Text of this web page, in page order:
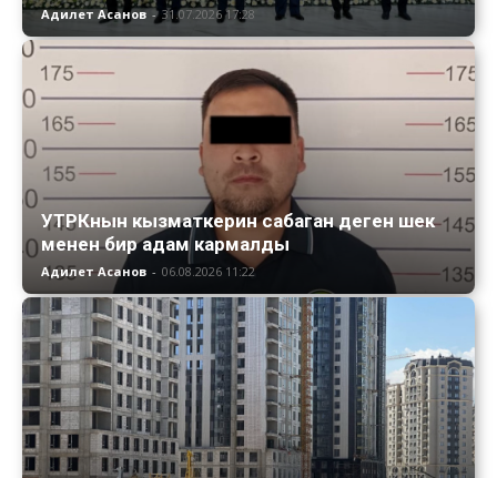
Адилет Асанов - 31.07.2026 17:28
УТРКнын кызматкерин сабаган деген шек
менен бир адам кармалды
Адилет Асанов - 06.08.2026 11:22